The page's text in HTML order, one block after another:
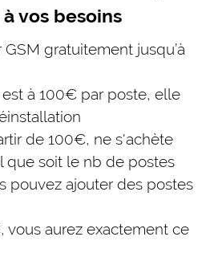
vos besoins
gratuitement jusqu’à
à 100€ par poste, elle
de 100€, ne s'achète
que soit le nb de postes
pouvez ajouter des postes
vous aurez exactement ce